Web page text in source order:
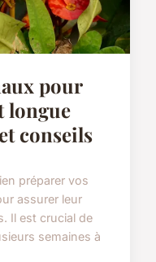
pour
longue
conseils
préparer vos
assurer leur
Il est crucial de
semaines à